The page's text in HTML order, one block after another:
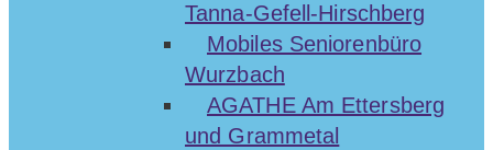
Tanna-Gefell-Hirschberg
Mobiles Seniorenbüro
Wurzbach
AGATHE Am Ettersberg
und Grammetal